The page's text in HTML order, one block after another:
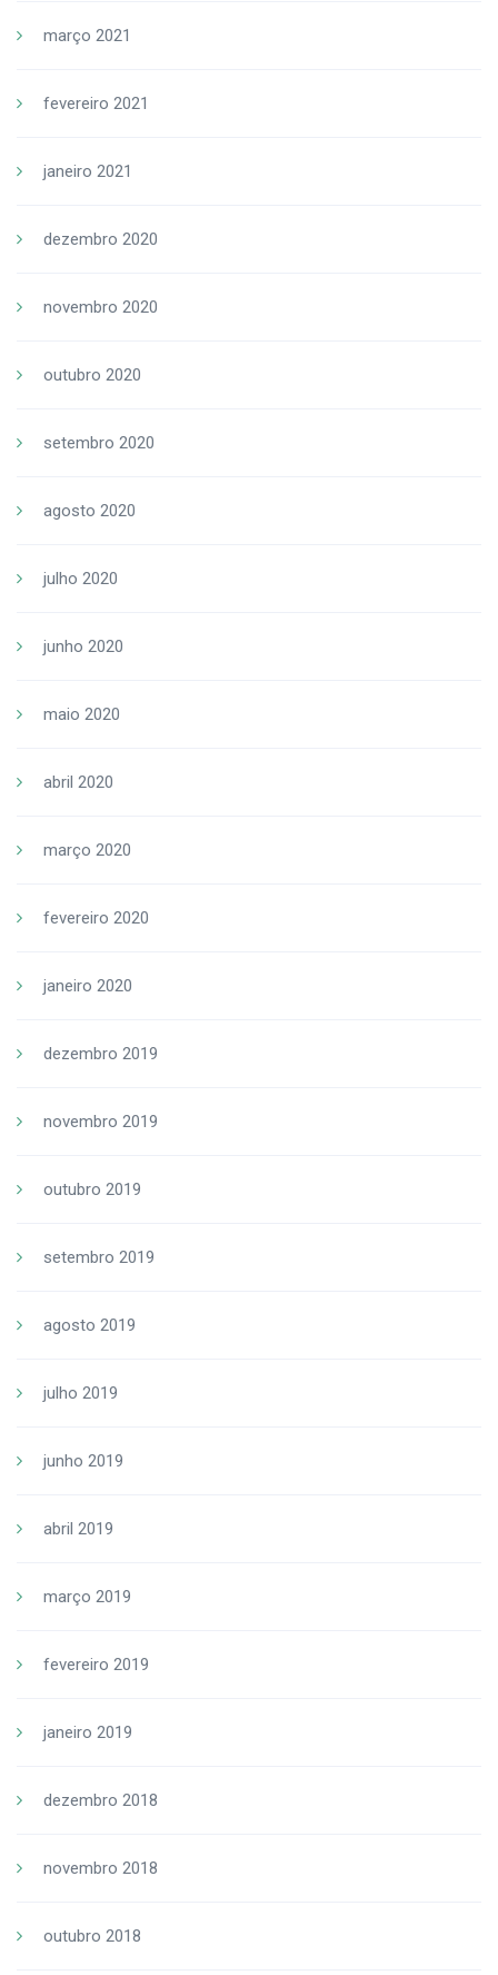
março 2021
fevereiro 2021
janeiro 2021
dezembro 2020
novembro 2020
outubro 2020
setembro 2020
agosto 2020
julho 2020
junho 2020
maio 2020
abril 2020
março 2020
fevereiro 2020
janeiro 2020
dezembro 2019
novembro 2019
outubro 2019
setembro 2019
agosto 2019
julho 2019
junho 2019
abril 2019
março 2019
fevereiro 2019
janeiro 2019
dezembro 2018
novembro 2018
outubro 2018